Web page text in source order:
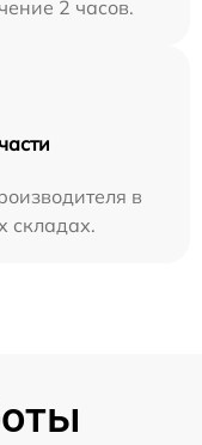
2 часов.
в
складах.